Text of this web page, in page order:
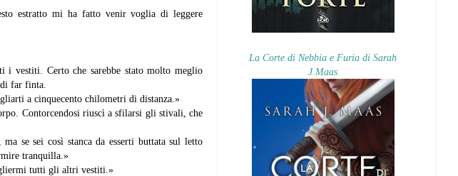
estratto mi ha fatto venir voglia di leggere
i vestiti. Certo che sarebbe stato molto meglio
far finta.
a cinquecento chilometri di distanza.»
Contorcendosi riuscì a sfilarsi gli stivali, che
se sei così stanca da esserti buttata sul letto
tranquilla.»
tutti gli altri vestiti.»
La Corte di Nebbia e Furia di Sarah
J.Maas